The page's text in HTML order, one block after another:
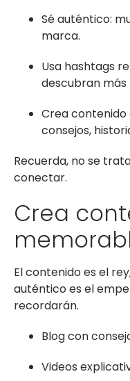
Sé auténtico:
marca.
Usa hashtags
descubran
Crea
consejos,
Recuerda, no se
conectar.
Crea
El contenido es el
auténtico es el
recordarán.
Blog con
Videos